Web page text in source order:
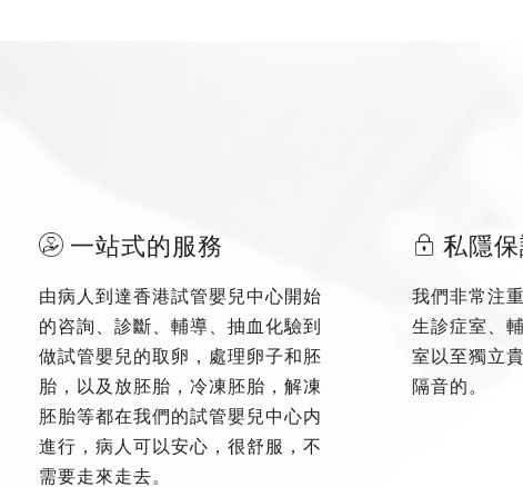
一站式的服務
由病人到達香港試管嬰兒中心開始
的咨詢、診斷、輔導、抽血化驗到
做試管嬰兒的取卵，處理卵子和胚
胎，以及放胚胎，冷凍胚胎，解凍
胚胎等都在我們的試管嬰兒中心内
進行，病人可以安心，很舒服，不
需要走來走去。
私隱
我們非常注
生診症室、
室以至獨立
隔音的。